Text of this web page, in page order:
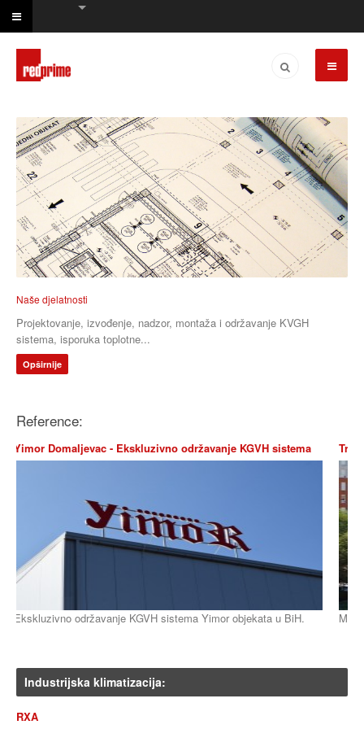
Naše djelatnosti
Projektovanje, izvođenje, nadzor, montaža i održavanje KVGH
sistema, isporuka toplotne...
Opširnije
Reference:
održavanje KGVH sistema
KGVH sistema Yimor objekata u BiH.
Tržni centar Mega Diskont
Mašinske instalacije grijanja,
Industrijska klimatizacija:
RXA
RMA
pumpe